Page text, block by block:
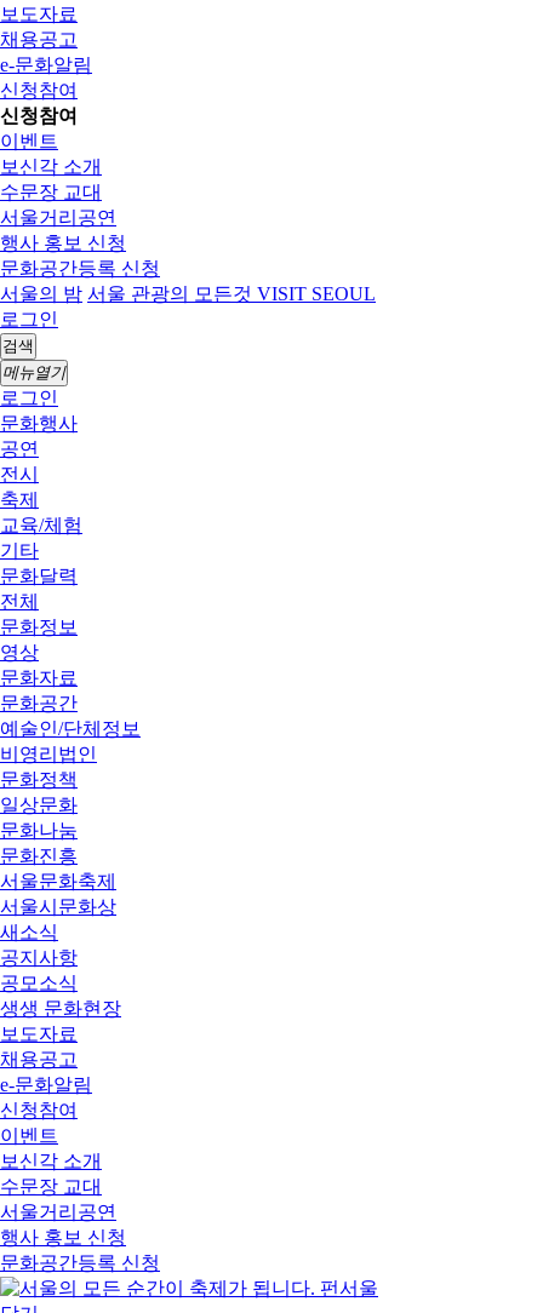
보도자료
채용공고
e-문화알림
신청참여
신청참여
이벤트
보신각 소개
수문장 교대
서울거리공연
행사 홍보 신청
문화공간등록 신청
서울의 밤 서울 관광의 모든것 VISIT SEOUL
로그인
검색
메뉴열기
로그인
문화행사
공연
전시
축제
교육/체험
기타
문화달력
전체
문화정보
영상
문화자료
문화공간
예술인/단체정보
비영리법인
문화정책
일상문화
문화나눔
문화진흥
서울문화축제
서울시문화상
새소식
공지사항
공모소식
생생 문화현장
보도자료
채용공고
e-문화알림
신청참여
이벤트
보신각 소개
수문장 교대
서울거리공연
행사 홍보 신청
문화공간등록 신청